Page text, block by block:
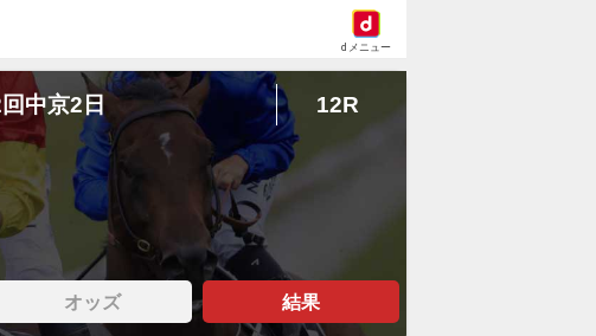
dメニュー
中京2日 12R
オッズ 結果